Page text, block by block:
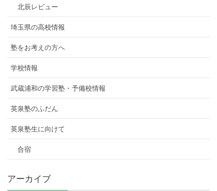
北辰レビュー
埼玉県の高校情報
塾をお考えの方へ
学校情報
武蔵浦和の学習塾・予備校情報
英泉塾のふだん
英泉塾生に向けて
合宿
アーカイブ